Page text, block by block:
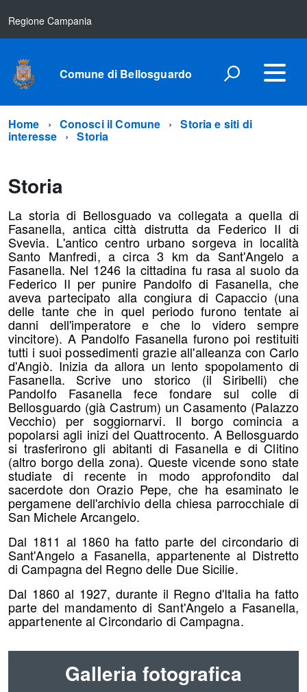
Regione Campania
Comune di Bellosguardo
Home Conosci il Comune Storia e siti di
interesse Storia
Storia
La storia di Bellosguado va collegata a quella di
Fasanella, antica città distrutta da Federico II di
Svevia. L'antico centro urbano sorgeva in località
Santo Manfredi, a circa 3 km da Sant'Angelo a
Fasanella. Nel 1246 la cittadina fu rasa al suolo da
Federico II per punire Pandolfo di Fasanella, che
aveva partecipato alla congiura di Capaccio (una
delle tante che in quel periodo furono tentate ai
danni dell'imperatore e che lo videro sempre
vincitore). A Pandolfo Fasanella furono poi restituiti
tutti i suoi possedimenti grazie all'alleanza con Carlo
d'Angiò. Inizia da allora un lento spopolamento di
Fasanella. Scrive uno storico (il Siribelli) che
Pandolfo Fasanella fece fondare sul colle di
Bellosguardo (già Castrum) un Casamento (Palazzo
Vecchio) per soggiornarvi. Il borgo comincia a
popolarsi agli inizi del Quattrocento. A Bellosguardo
si trasferirono gli abitanti di Fasanella e di Clitino
(altro borgo della zona). Queste vicende sono state
studiate di recente in modo approfondito dal
sacerdote don Orazio Pepe, che ha esaminato le
pergamene dell'archivio della chiesa parrocchiale di
San Michele Arcangelo.
Dal 1811 al 1860 ha fatto parte del circondario di
Sant'Angelo a Fasanella, appartenente al Distretto
di Campagna del Regno delle Due Sicilie.
Dal 1860 al 1927, durante il Regno d'Italia ha fatto
parte del mandamento di Sant'Angelo a Fasanella,
appartenente al Circondario di Campagna.
Galleria fotografica